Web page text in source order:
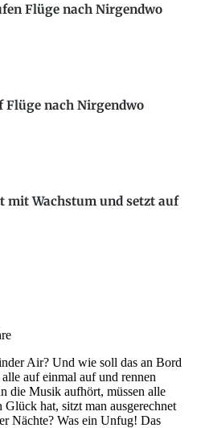
Flüge nach Nirgendwo
nach Nirgendwo
mit Wachstum und setzt auf